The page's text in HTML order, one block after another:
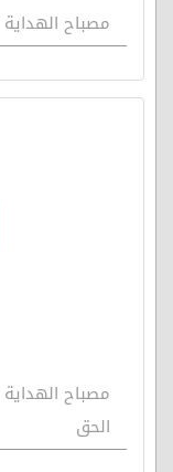
مصباح الهداية 277 - المغالطة في معرفة الحق
الحق